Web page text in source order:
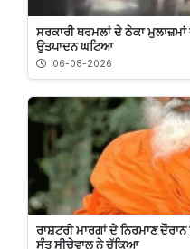
ਸਰਕਾਰੀ ਥਰਮਲਾਂ ਦੇ ਠੇਕਾ
ਉਤਪਾਦਨ ਘਟਿਆ
06-08-2026
ਰਾਸ਼ਟਰੀ ਮਾਰਗਾਂ ਦੇ ਨਿਰਮਾਣ
ਸੰਤ ਸੀਚੇਵਾਲ ਨੇ ਚੁੱਕਿਆ